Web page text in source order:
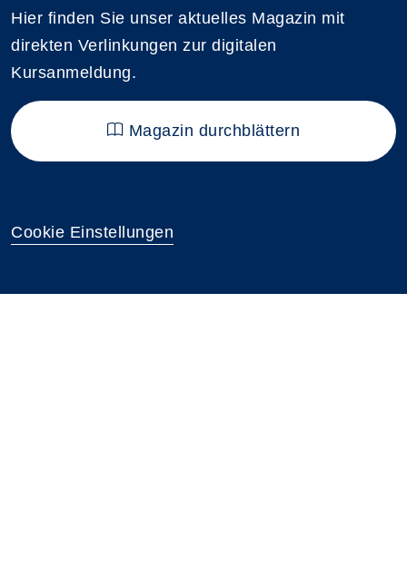
Hier finden Sie unser aktuelles Magazin mit
direkten Verlinkungen zur digitalen
Kursanmeldung.
Magazin durchblättern
Cookie Einstellungen